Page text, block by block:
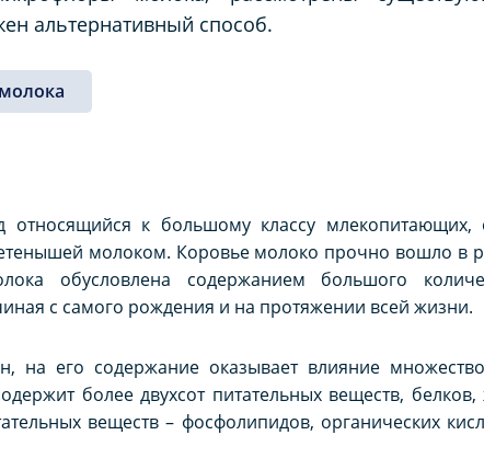
альтернативный способ.
относящийся к большому классу млекопитающих,
молоком. Коровье молоко прочно вошло в
обусловлена содержанием большого
с самого рождения и на протяжении всей жизни.
на его содержание оказывает влияние
более двухсот питательных веществ, белков,
веществ – фосфолипидов, органических